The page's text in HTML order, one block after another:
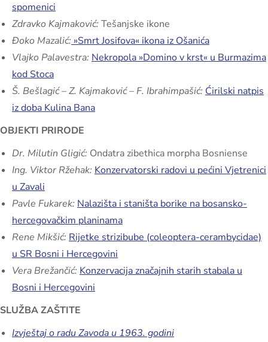
spomenici
Zdravko Kajmaković:Tešanjske ikone
Đoko Mazalić: »Smrt Josifova« ikona iz Ošanića
Vlajko Palavestra: Nekropola »Domino v krst« u Burmazima
kod Stoca
Š. Bešlagić – Z. Kajmaković – F. Ibrahimpašić: Ćirilski natpis
iz doba Kulina Bana
OBJEKTI PRIRODE
Dr. Milutin Gligić: Ondatra zibethica morpha Bosniense
Ing. Viktor Ržehak: Konzervatorski radovi u pećini Vjetrenici
u Zavali
Pavle Fukarek: Nalazišta i staništa borike na bosansko-
hercegovačkim planinama
Rene Mikšić: Rijetke strizibube (coleoptera-cerambycidae)
u SR Bosni i Hercegovini
Vera Brežančić: Konzervacija značajnih starih stabala u
Bosni i Hercegovini
SLUŽBA ZAŠTITE
Izvještaj o radu Zavoda u 1963. godini